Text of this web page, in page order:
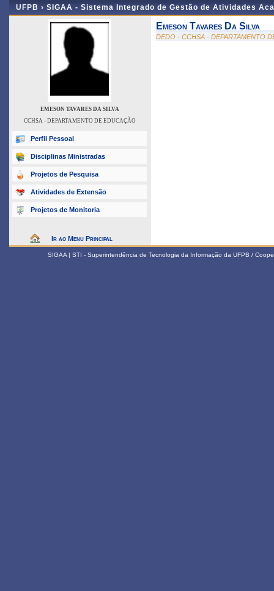
UFPB › SIGAA - Sistema Integrado de Gestão de Atividades
EMESON TAVARES DA SILVA
CCHSA - DEPARTAMENTO DE EDUCAÇÃO
Perfil Pessoal
Disciplinas Ministradas
Projetos de Pesquisa
Atividades de Extensão
Projetos de Monitoria
Ir ao Menu Principal
Emeson Tavares Da Silva
DEDO - CCHSA - DEPARTAMENTO
SIGAA | STI - Superintendência de Tecnologia da Informação da UFPB /